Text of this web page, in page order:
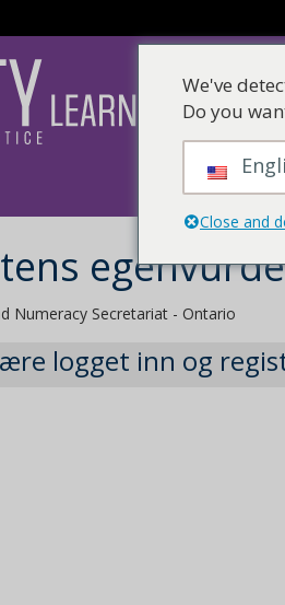
Numeracy Secretariat - Ontario
logget inn og
We've
Do you
Close and